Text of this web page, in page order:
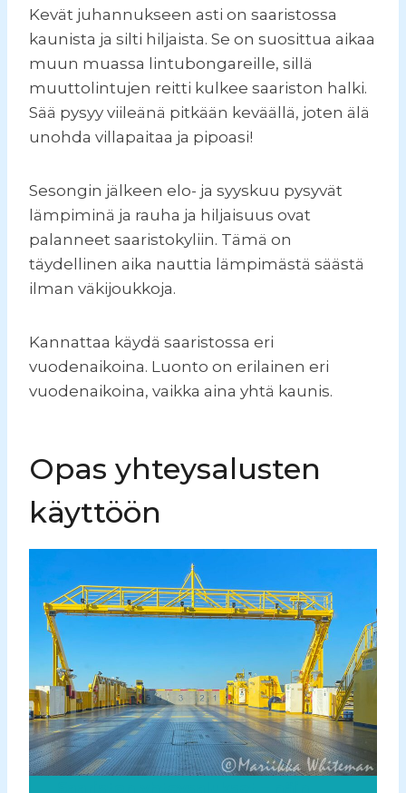
Kevät juhannukseen asti on saaristossa
kaunista ja silti hiljaista. Se on suosittua aikaa
muun muassa lintubongareille, sillä
muuttolintujen reitti kulkee saariston halki.
Sää pysyy viileänä pitkään keväällä, joten älä
unohda villapaitaa ja pipoasi!
Sesongin jälkeen elo- ja syyskuu pysyvät
lämpiminä ja rauha ja hiljaisuus ovat
palanneet saaristokyliin. Tämä on
täydellinen aika nauttia lämpimästä säästä
ilman väkijoukkoja.
Kannattaa käydä saaristossa eri
vuodenaikoina. Luonto on erilainen eri
vuodenaikoina, vaikka aina yhtä kaunis.
Opas yhteysalusten
käyttöön